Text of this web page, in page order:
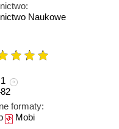
Naukowe
1
formaty:
Mobi